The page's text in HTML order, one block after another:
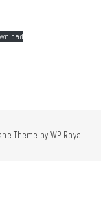
Theme byWP Royal.